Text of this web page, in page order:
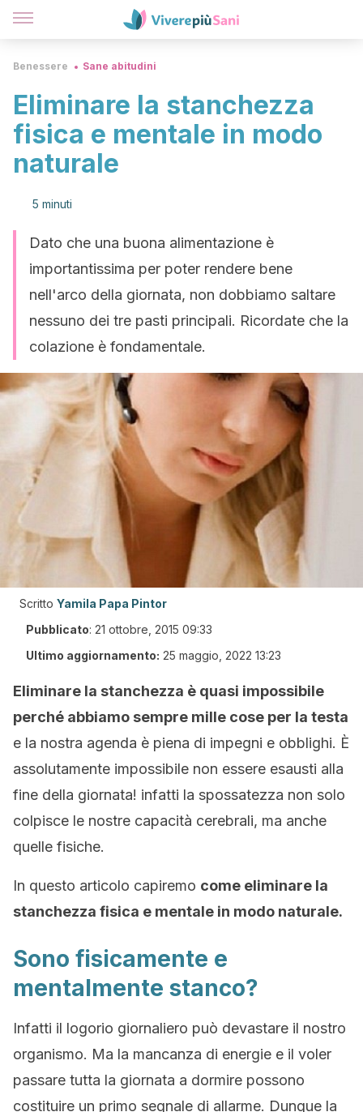
Benessere Sane abitudini
Eliminare la stanchezza
fisica e mentale in modo
naturale
5 minuti
Dato che una buona alimentazione è
importantissima per poter rendere bene
nell'arco della giornata, non dobbiamo saltare
nessuno dei tre pasti principali. Ricordate che la
colazione è fondamentale.
Scritto Yamila Papa Pintor
Pubblicato: 21 ottobre, 2015 09:33
Ultimo aggiornamento: 25 maggio, 2022 13:23
Eliminare la stanchezza è quasi impossibile
perché abbiamo sempre mille cose per la testa
e la nostra agenda è piena di impegni e obblighi. È
assolutamente impossibile non essere esausti alla
fine della giornata! infatti la spossatezza non solo
colpisce le nostre capacità cerebrali, ma anche
quelle fisiche.
In questo articolo capiremo come eliminare la
stanchezza fisica e mentale in modo naturale.
Sono fisicamente e
mentalmente stanco?
Infatti il logorio giornaliero può devastare il nostro
organismo. Ma la mancanza di energie e il voler
passare tutta la giornata a dormire possono
costituire un primo segnale di allarme. Dunque la